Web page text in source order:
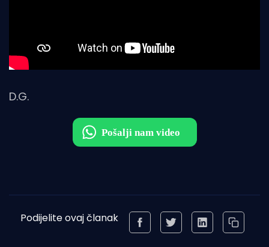
D.G.
Podijelite ovaj članak